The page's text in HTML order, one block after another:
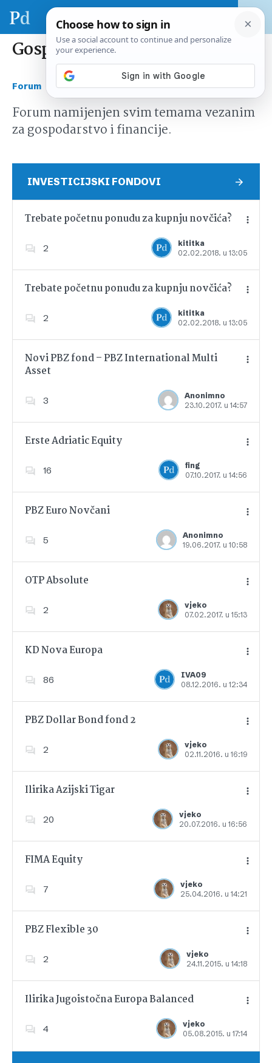
Gospodarstvo i financije
Forum Gospodarstvo i financije
Forum namijenjen svim temama vezanim
za gospodarstvo i financije.
INVESTICIJSKI FONDOVI
Trebate početnu ponudu za kupnju novčića?
2
kititka
02.02.2018. u 13:05
Dodajte u favorite
Trebate početnu ponudu za kupnju novčića?
2
kititka
02.02.2018. u 13:05
Dodajte u favorite
Novi PBZ fond – PBZ International Multi
Asset
3
Anonimno
23.10.2017. u 14:57
Dodajte u favorite
Erste Adriatic Equity
16
fing
07.10.2017. u 14:56
Dodajte u favorite
PBZ Euro Novčani
5
Anonimno
19.06.2017. u 10:58
Dodajte u favorite
OTP Absolute
2
vjeko
07.02.2017. u 15:13
Dodajte u favorite
KD Nova Europa
86
IVA09
08.12.2016. u 12:34
Dodajte u favorite
PBZ Dollar Bond fond 2
2
vjeko
02.11.2016. u 16:19
Dodajte u favorite
Ilirika Azijski Tigar
20
vjeko
20.07.2016. u 16:56
Dodajte u favorite
FIMA Equity
7
vjeko
25.04.2016. u 14:21
Dodajte u favorite
PBZ Flexible 30
2
vjeko
24.11.2015. u 14:18
Dodajte u favorite
Ilirika Jugoistočna Europa Balanced
4
vjeko
05.08.2015. u 17:14
Dodajte u favorite